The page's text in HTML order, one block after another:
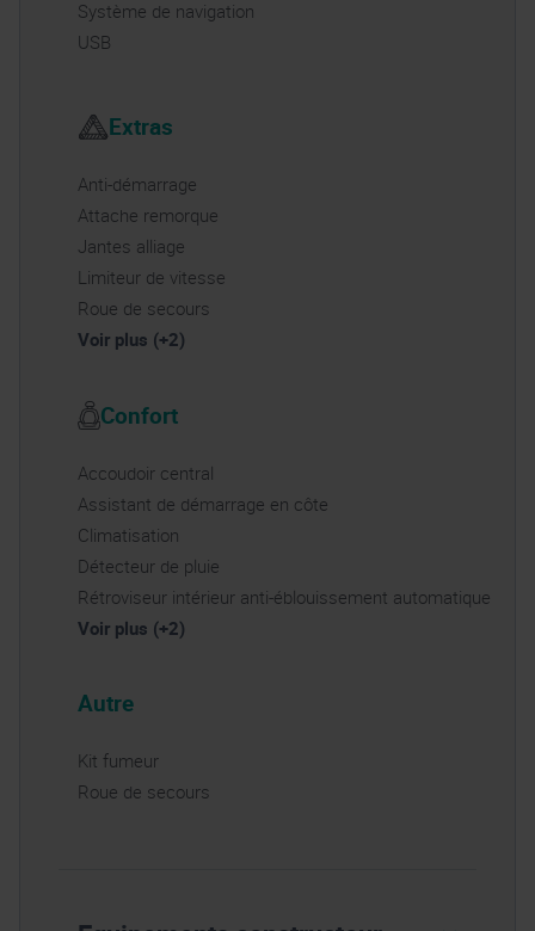
Système de navigation
USB
Extras
Anti-démarrage
Attache remorque
Jantes alliage
Limiteur de vitesse
Roue de secours
Voir plus (+2)
Confort
Accoudoir central
Assistant de démarrage en côte
Climatisation
Détecteur de pluie
Rétroviseur intérieur anti-éblouissement automatique
Voir plus (+2)
Autre
Kit fumeur
Roue de secours